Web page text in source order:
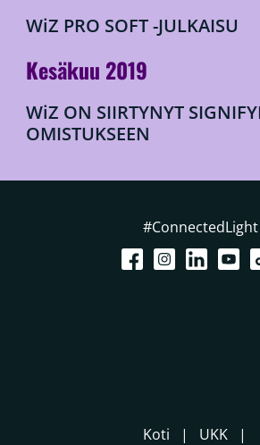
WiZ PRO SOFT -JULKAISU
Kesäkuu 2019
WiZ ON SIIRTYNYT
OMISTUKSEEN
#ConnectedLight
Koti UKK